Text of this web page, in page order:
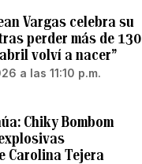
Vargas celebra su
perder más de 130
volví a nacer”
a las 11:10 p.m.
Chiky Bombom
Carolina Tejera